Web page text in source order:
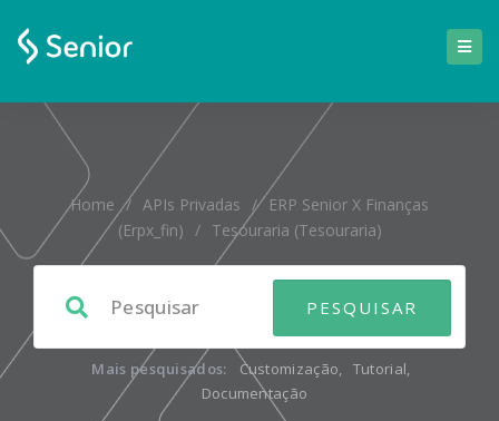
Home / APIs Privadas /
ERP Senior X Finanças
(erpx_fin) / Tesouraria (tesouraria)
Mais pesquisados: Customização, Tutorial,
Documentação